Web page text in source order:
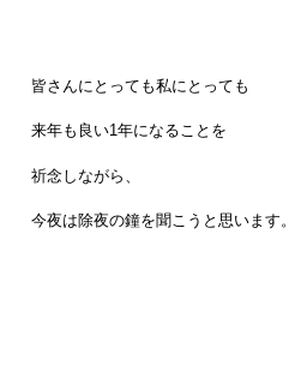
皆さんにとっても私にとっても
来年も良い1年になることを
祈念しながら、
今夜は除夜の鐘を聞こうと思います。